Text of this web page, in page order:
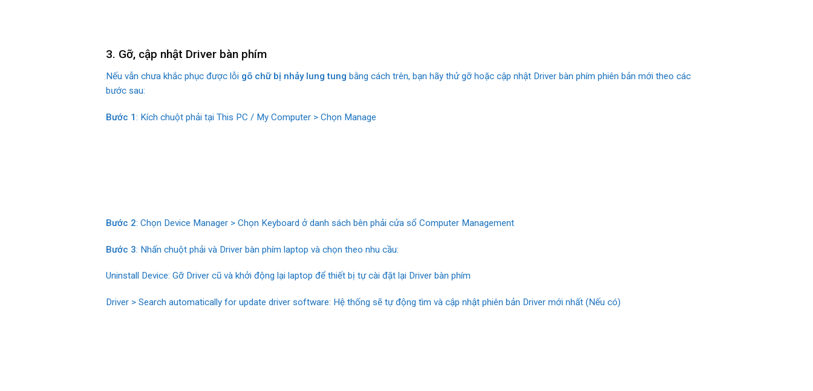
3. Gỡ, cập nhật Driver bàn phím
Nếu vẫn chưa khắc phục được lỗi gõ chữ bị nhảy lung tung bằng cách trên, bạn hãy thử gỡ hoặc cập nhật Driver bàn phím phiên bản mới theo các
bước sau:
Bước 1: Kích chuột phải tại This PC / My Computer > Chọn Manage
Bước 2: Chọn Device Manager > Chọn Keyboard ở danh sách bên phải cửa sổ Computer Management
Bước 3: Nhấn chuột phải và Driver bàn phím laptop và chọn theo nhu cầu:
Uninstall Device: Gỡ Driver cũ và khởi động lại laptop để thiết bị tự cài đặt lại Driver bàn phím
Driver > Search automatically for update driver software: Hệ thống sẽ tự động tìm và cập nhật phiên bản Driver mới nhất (Nếu có)